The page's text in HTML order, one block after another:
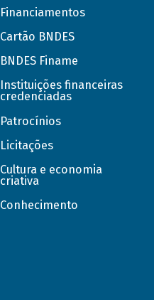
Financiamentos
Cartão BNDES
BNDES Finame
Instituições financeiras
credenciadas
Patrocínios
Licitações
Cultura e economia
criativa
Conhecimento